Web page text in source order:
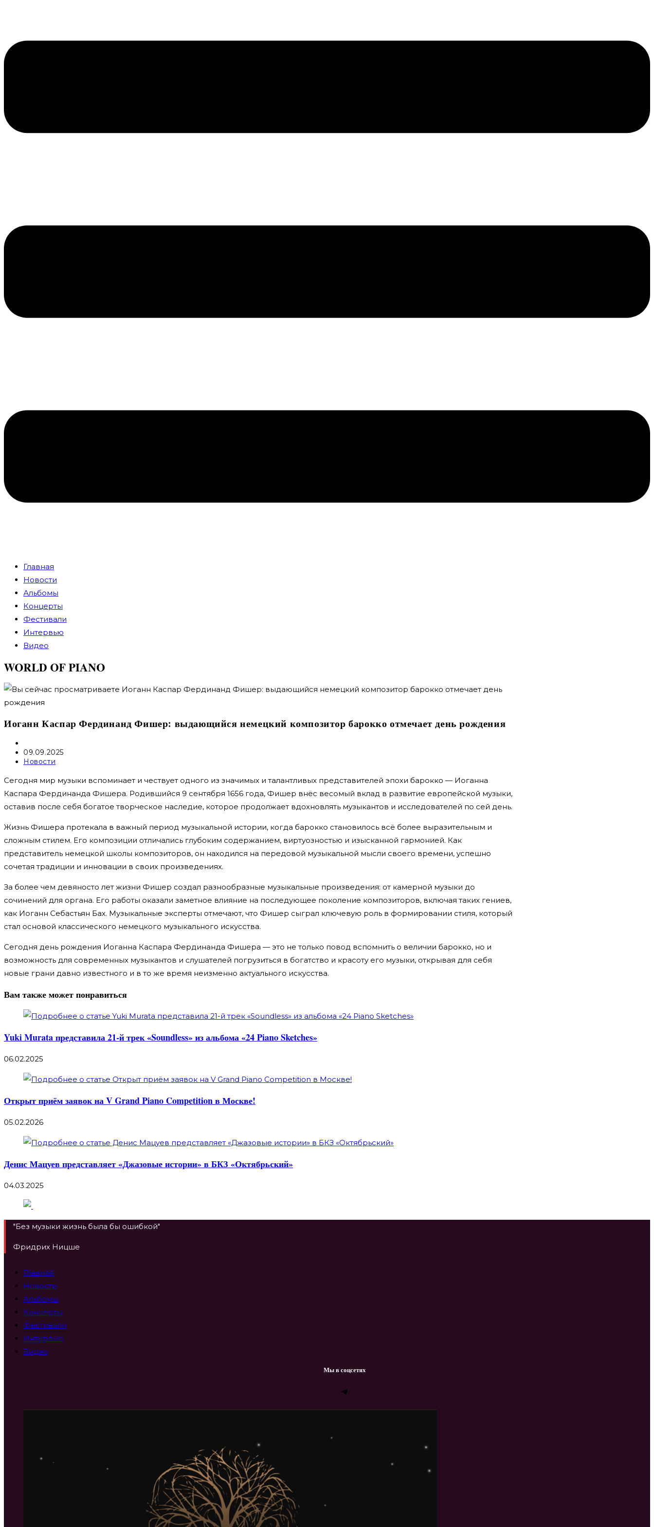
Главная
Новости
Альбомы
Концерты
Фестивали
Интервью
Видео
WORLD OF PIANO
Иоганн Каспар Фердинанд Фишер: выдающийся немецкий композитор барокко отмечает день рождения
записи:
Запись
опубликована:
09.09.2025
Рубрика
Новости
Сегодня мир музыки вспоминает и чествует одного из значимых и талантливых представителей эпохи барокко — Иоганна
Каспара Фердинанда Фишера. Родившийся 9 сентября 1656 года, Фишер внёс весомый вклад в развитие европейской музыки,
оставив после себя богатое творческое наследие, которое продолжает вдохновлять музыкантов и исследователей по сей день.
Жизнь Фишера протекала в важный период музыкальной истории, когда барокко становилось всё более выразительным и
сложным стилем. Его композиции отличались глубоким содержанием, виртуозностью и изысканной гармонией. Как
представитель немецкой школы композиторов, он находился на передовой музыкальной мысли своего времени, успешно
сочетая традиции и инновации в своих произведениях.
За более чем девяносто лет жизни Фишер создал разнообразные музыкальные произведения: от камерной музыки до
сочинений для органа. Его работы оказали заметное влияние на последующее поколение композиторов, включая таких гениев,
как Иоганн Себастьян Бах. Музыкальные эксперты отмечают, что Фишер сыграл ключевую роль в формировании стиля, который
стал основой классического немецкого музыкального искусства.
Сегодня день рождения Иоганна Каспара Фердинанда Фишера — это не только повод вспомнить о величии барокко, но и
возможность для современных музыкантов и слушателей погрузиться в богатство и красоту его музыки, открывая для себя
новые грани давно известного и в то же время неизменно актуального искусства.
Вам также может понравиться
Yuki Murata представила 21-й трек «Soundless» из альбома «24 Piano Sketches»
06.02.2025
Открыт приём заявок на V Grand Piano Competition в Москве!
05.02.2026
Денис Мацуев представляет «Джазовые истории» в БКЗ «Октябрьский»
04.03.2025
"Без музыки жизнь была бы ошибкой"
Фридрих Ницше
Главная
Новости
Альбомы
Концерты
Фестивали
Интервью
Видео
Мы в соцсетях
Telegram